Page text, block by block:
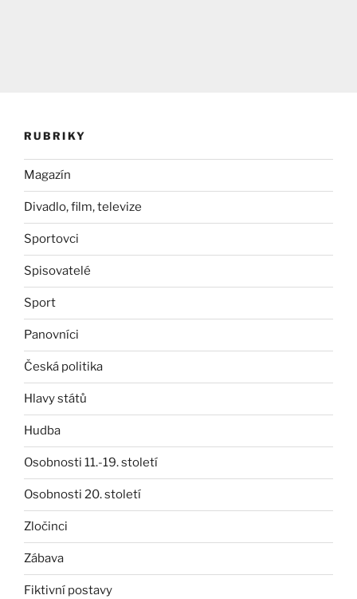
RUBRIKY
Magazín
Divadlo, film, televize
Sportovci
Spisovatelé
Sport
Panovníci
Česká politika
Hlavy států
Hudba
Osobnosti 11.-19. století
Osobnosti 20. století
Zločinci
Zábava
Fiktivní postavy